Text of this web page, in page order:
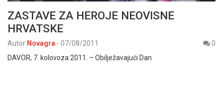
ZASTAVE ZA HEROJE NEOVISNE
HRVATSKE
Autor Novagra - 07/08/2011
0
DAVOR, 7. kolovoza 2011. – Obilježavajući Dan